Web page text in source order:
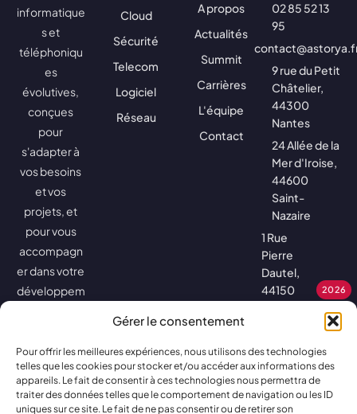
Gérer le consentement
Pour offrir les meilleures expériences, nous utilisons des technologies
telles que les cookies pour stocker et/ou accéder aux informations des
appareils. Le fait de consentir à ces technologies nous permettra de
traiter des données telles que le comportement de navigation ou les ID
uniques sur ce site. Le fait de ne pas consentir ou de retirer son
informatique
s et
téléphoniqu
es
évolutives,
conçues
pour
s'adapter à
vos besoins
et vos
projets, et
pour vous
accompagn
er dans votre
développem
Cloud
Sécurité
Telecom
Logiciel
Réseau
A propos
Actualités
Summit
Carrières
L'équipe
Contact
02 85 52 13
95
9 rue du Petit
Châtelier,
44300
Nantes
24 Allée de la
Mer d'Iroise,
44600
Saint-
Nazaire
1 Rue
Pierre
Dautel,
44150
2026
8h30 à
12h30 – 14h à
18h – (17h le